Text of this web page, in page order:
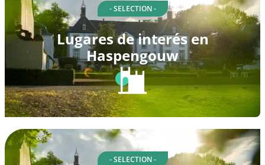
- SELECTION -
Lugares de interés en
Haspengouw
- SELECTION -